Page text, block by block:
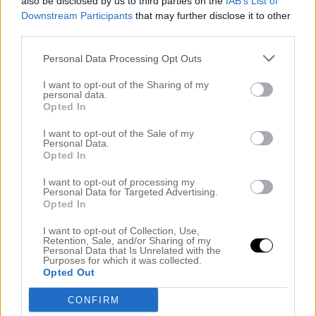
Downstream Participants that may further disclose it to other
Personal Data Processing Opt Outs
I want to opt-out of the Sharing of my
personal data.
Opted In
I want to opt-out of the Sale of my
Personal Data.
Opted In
I want to opt-out of processing my
Personal Data for Targeted Advertising.
Opted In
I want to opt-out of Collection, Use,
Retention, Sale, and/or Sharing of my
Personal Data that Is Unrelated with the
Purposes for which it was collected.
Opted Out
CONFIRM
Och när jag kom hem (genom snöstormen, inte okej) så
ettstort-lycka-till-med-allt-paket från en av mina
annonsörer (Mila Silver) innehållande en trio underbart
ringar
så himla fin gåva! (Och jag älskar det där rasslande ljuset